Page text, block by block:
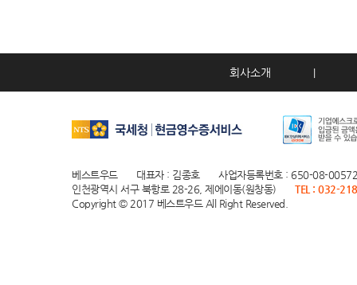
회사소개
베스트우드 대표자 : 김종호
사업자등록번호 : 650-08-
인천광역시 서구 북항로 28-26, 제에이동(원창동)
TEL : 032-
Copyright © 2017 베스트우드 All Right Reserved.